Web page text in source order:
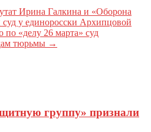
Ирина Галкина и «Оборона
у единоросски Архипцовой
по «делу 26 марта» суд
тюрьмы →
группу» признали